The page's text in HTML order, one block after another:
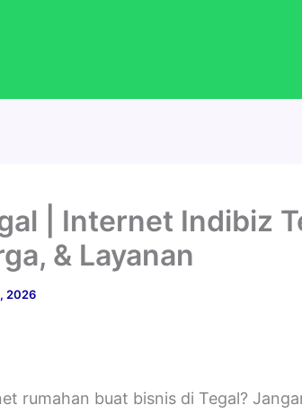
| Internet Indibiz
& Layanan
2026
rumahan buat bisnis di Tegal?